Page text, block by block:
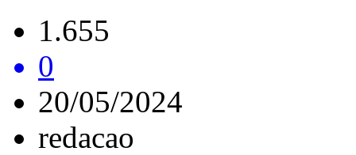
1.655
0
20/05/2024
redacao